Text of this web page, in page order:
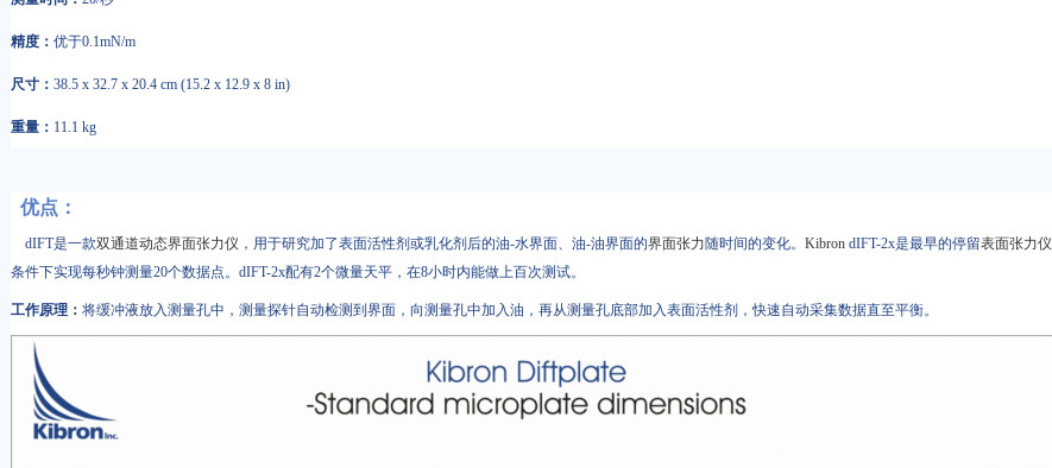
精度： 优于0.1mN/m
尺寸： 38.5 x 32.7 x 20.4 cm (15.2 x 12.9 x 8 in)
重量： 11.1 kg
优点：
dIFT是一款双通道动态界面张力仪 ，用于研究加了表面活性剂或乳化剂后的油-水界面、油-油界面的界面张力随时间的变化。 Kibron dIFT-2x是最早的停留表面张力仪
条件下实现每秒钟测量20个数据点。dIFT-2x配有2个微量天平，在8小时内能做上百次测试。
工作原理： 将缓冲液放入测量孔中，测量探针自动检测到界面，向测量孔中加入油，再从测量孔底部加入表面活性剂，快速自动采集数据直至平衡。